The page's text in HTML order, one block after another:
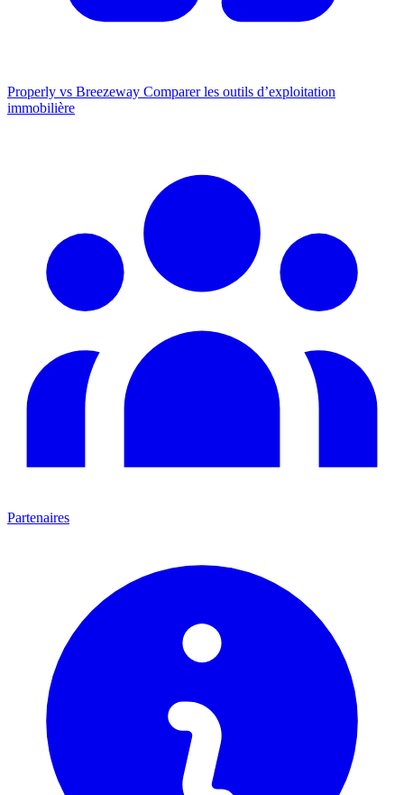
Properly vs Breezeway Comparer les outils d’exploitation
immobilière
Partenaires